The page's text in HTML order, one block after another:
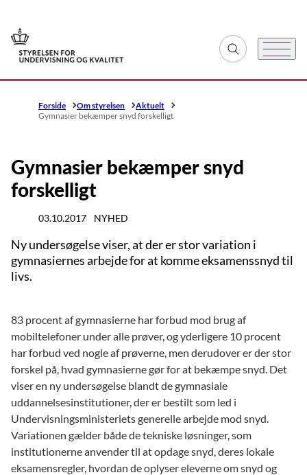
Gå til forsiden Fold søgefelt ud
Menu
Forside Om styrelsen
Aktuelt
Gymnasier bekæmper snyd forskelligt
Gymnasier bekæmper snyd
forskelligt
03.10.2017 NYHED
Ny undersøgelse viser, at der er stor variation i
gymnasiernes arbejde for at komme eksamenssnyd til
livs.
83 procent af gymnasierne har forbud mod brug af
mobiltelefoner under alle prøver, og yderligere 10 procent
har forbud ved nogle af prøverne, men derudover er der stor
forskel på, hvad gymnasierne gør for at bekæmpe snyd. Det
viser en ny undersøgelse blandt de gymnasiale
uddannelsesinstitutioner, der er bestilt som led i
Undervisningsministeriets generelle arbejde mod snyd.
Variationen gælder både de tekniske løsninger, som
institutionerne anvender til at opdage snyd, deres lokale
eksamensregler, hvordan de oplyser eleverne om snyd og